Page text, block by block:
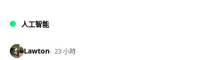
人工智能
Lawton 23 小時